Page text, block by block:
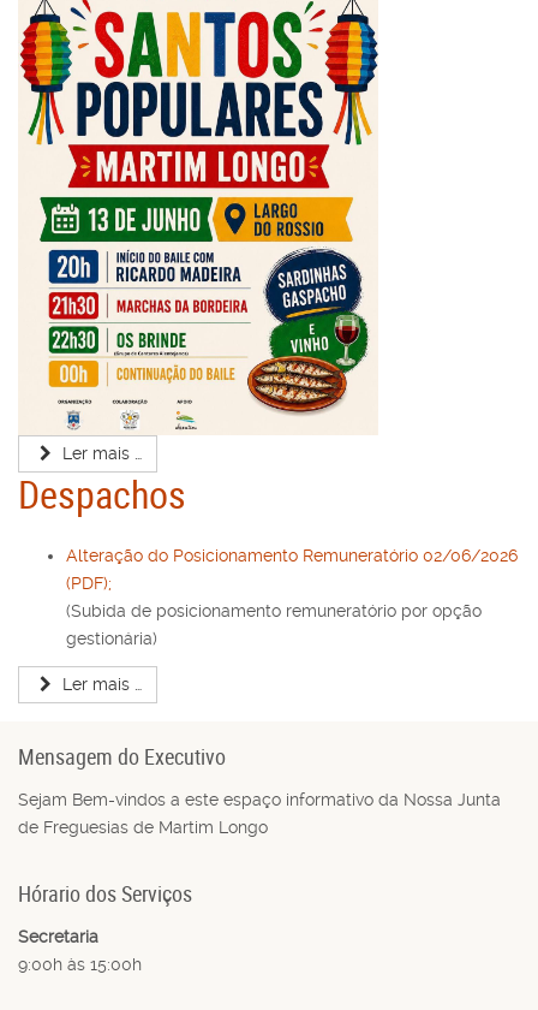
Ler mais …
Despachos
Alteração do Posicionamento Remuneratório 02/06/2026
(PDF);
(Subida de posicionamento remuneratório por opção
gestionária)
Ler mais …
Mensagem do Executivo
Sejam Bem-vindos a este espaço informativo da Nossa Junta
de Freguesias de Martim Longo
Hórario dos Serviços
Secretaria
9:00h às 15:00h